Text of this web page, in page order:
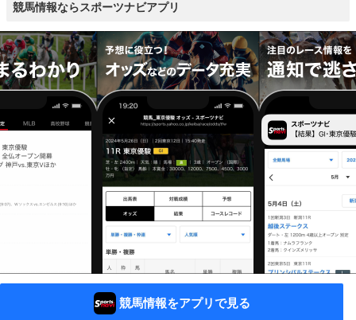
競馬情報ならスポーツナビアプリ
競馬情報をアプリで見る